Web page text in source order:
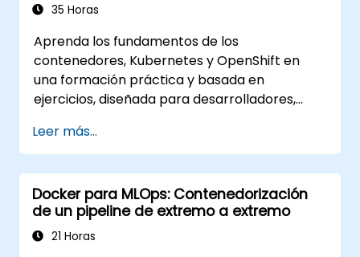
Kubernetes.
35 Horas
Aprenda los fundamentos de los
contenedores, Kubernetes y OpenShift en
una formación práctica y basada en
ejercicios, diseñada para desarrolladores,
participantes aprenderán a crear
aplicaciones contenidas, desplegar cargas de
trabajo, gestionar recursos de Kubernetes y
utilizar OpenShift para optimizar la entrega
moderna de aplicaciones en entornos de
nube e híbridos.
Leer más...
Docker para MLOps: Contenedorización
de un pipeline de extremo a extremo
21 Horas